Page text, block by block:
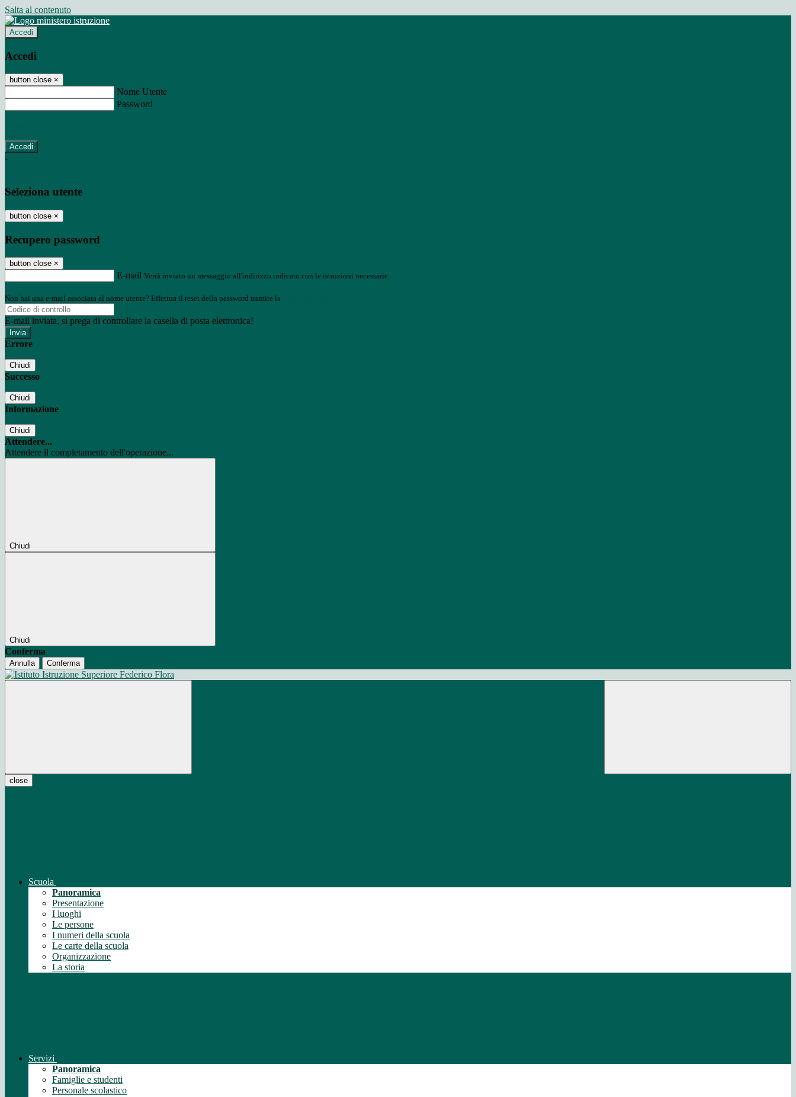
Salta al contenuto
Accedi
Accedi
button close ×
Nome Utente
Password
-
Seleziona utente
button close ×
Recupero password
button close ×
E-mail Verrà inviato un messaggio all'indirizzo indicato con le istruzioni necessarie.
Non hai una e-mail associata al nome utente? Effettua il reset della password tramite la
E-mail inviata, si prega di controllare la casella di posta elettronica!
Errore
Chiudi
Successo
Chiudi
Informazione
Chiudi
Attendere...
Attendere il completamento dell'operazione...
Chiudi
Chiudi
Conferma
Annulla Conferma
close
Scuola
Panoramica
Presentazione
I luoghi
Le persone
I numeri della scuola
Le carte della scuola
Organizzazione
La storia
Servizi
Panoramica
Famiglie e studenti
Personale scolastico